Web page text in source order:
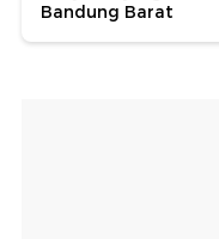
Bandung Barat